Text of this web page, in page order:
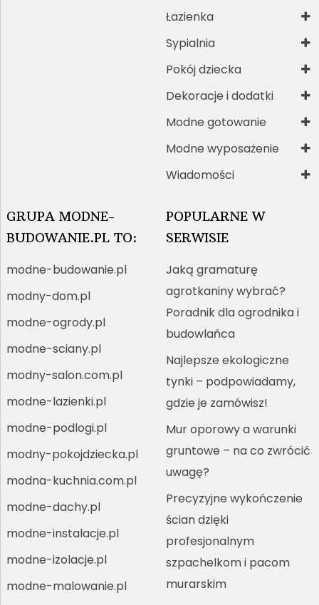
Łazienka
Sypialnia
Pokój dziecka
Dekoracje i dodatki
Modne gotowanie
Modne wyposażenie
Wiadomości
GRUPA MODNE-
BUDOWANIE.PL TO:
modne-budowanie.pl
modny-dom.pl
modne-ogrody.pl
modne-sciany.pl
modny-salon.com.pl
modne-lazienki.pl
modne-podlogi.pl
modny-pokojdziecka.pl
modna-kuchnia.com.pl
modne-dachy.pl
modne-instalacje.pl
modne-izolacje.pl
modne-malowanie.pl
POPULARNE W
SERWISIE
Jaką gramaturę
agrotkaniny wybrać?
Poradnik dla ogrodnika i
budowlańca
Najlepsze ekologiczne
tynki – podpowiadamy,
gdzie je zamówisz!
Mur oporowy a warunki
gruntowe – na co zwrócić
uwagę?
Precyzyjne wykończenie
ścian dzięki
profesjonalnym
szpachelkom i pacom
murarskim